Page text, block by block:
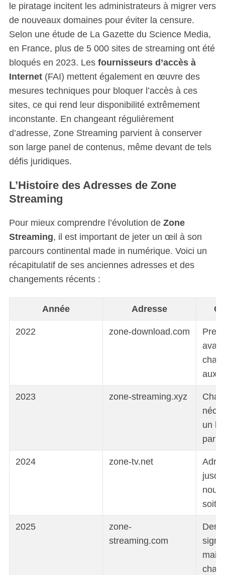
le piratage incitent les administrateurs à migrer vers
de nouveaux domaines pour éviter la censure.
Selon une étude de La Gazette du Science Media,
en France, plus de 5 000 sites de streaming ont été
bloqués en 2023. Les fournisseurs d’accès à
Internet(FAI) mettent également en œuvre des
mesures techniques pour bloquer l’accès à ces
sites, ce qui rend leur disponibilité extrêmement
inconstante. En changeant régulièrement
d’adresse, Zone Streaming parvient à conserver
son large panel de contenus, même devant de tels
défis juridiques.
L’Histoire des Adresses de Zone
Streaming
Pour mieux comprendre l’évolution de Zone
Streaming, il est important de jeter un œil à son
parcours continental made in numérique. Voici un
récapitulatif de ses anciennes adresses et des
changements récents :
Année Adresse
2022 zone-download.com
aux
2023 zone-streaming.xyz
un
par
2024 zone-tv.net
soit
2025
zone-
streaming.com
mais